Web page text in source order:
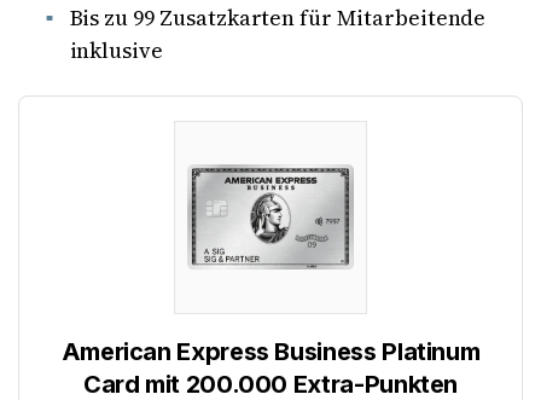
Bis zu 99 Zusatzkarten für Mitarbeitende
inklusive
American Express Business Platinum
Card mit 200.000 Extra-Punkten